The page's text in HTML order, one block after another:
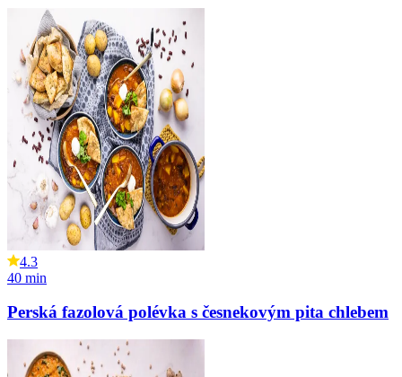
4.3
40 min
Perská fazolová polévka s česnekovým pita chlebem